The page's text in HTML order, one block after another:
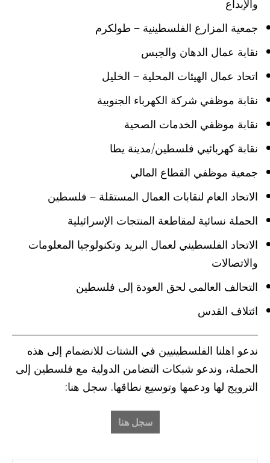
جمعية المزارع الفلسطينية – طولكرم
نقابة عمال الدهان والجبس
اتحاد عمال الهيئات المحلية – الخليل
نقابة موظفي شركة الكهرباء الجنوبية
نقابة موظفي الخدمات الصحية
نقابة كهربائيي فلسطين/مدينة يطا
جمعية موظفي القطاع المالي
الاتحاد العام لنقابات العمال المستقلة – فلسطين
الحملة نسائية لمقاطعة المنتجات الإسرائيلية
الاتحاد الفلسطيني لعمال البريد وتكنولوجيا المعلومات
والاتصالات
التحالف العالمي لحق العودة إلى فلسطين
ائتلاف القدس
ندعو اهلنا الفلسطينيين في الشتات للانضمام إلى هذه
الحملة، وندعو شبكات التضامن الدولية مع فلسطين إلى
الترويج لها ودعمها وتوسيع نطاقها. سجل هنا:
سجل هنا